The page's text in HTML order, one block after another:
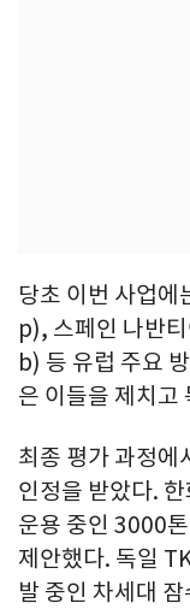
당초 이번 사업
p), 스페인 나반
b) 등 유럽 주요
은 이들을 제치고
최종 평가 과정에
인정을 받았다.
운용 중인 3000
제안했다. 독일
발 중인 차세대